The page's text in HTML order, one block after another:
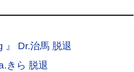
』 Dr.治馬 脱退
きら 脱退